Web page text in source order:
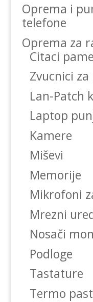
Oprema i
telefone
Oprema za
Citaci
Zvucnici
Lan-Patch
Laptop
Kamere
Miševi
Memorije
Mikrofoni
Mrezni
Nosači
Podloge
Tastature
Termo